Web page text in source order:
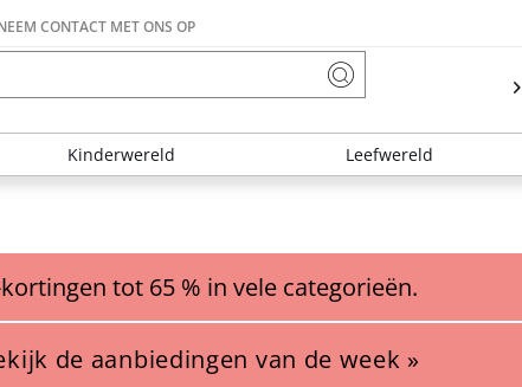
CONTACT MET ONS OP
Kinderwereld Leefwereld
tot 65 % in vele categorieën.
de aanbiedingen van de week »